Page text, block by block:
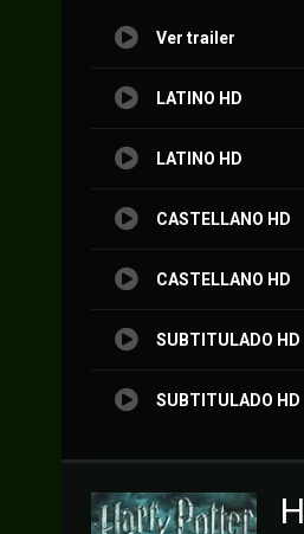
Ver trailer
LATINO HD
LATINO HD
CASTELLANO HD
CASTELLANO HD
SUBTITULADO HD
SUBTITULADO HD